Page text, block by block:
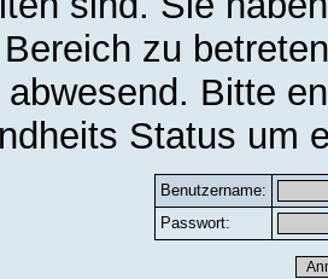
zu
Bitte
Status um
Benutzername:
Passwort: